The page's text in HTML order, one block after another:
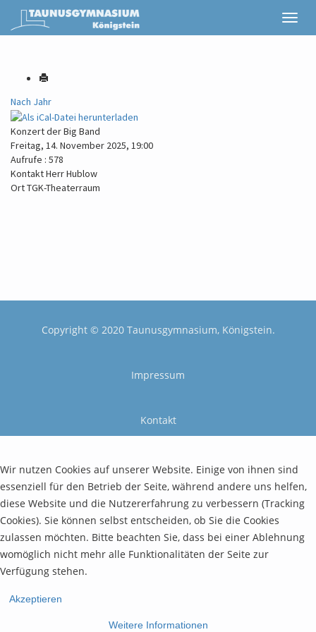
Nach Jahr
Konzert der Big Band
Freitag, 14. November 2025, 19:00
Aufrufe : 578
KontaktHerr Hublow
OrtTGK-Theaterraum
Copyright © 2020 Taunusgymnasium, Königstein.
Impressum
Kontakt
Wir nutzen Cookies auf unserer Website. Einige von ihnen sind
essenziell für den Betrieb der Seite, während andere uns helfen,
diese Website und die Nutzererfahrung zu verbessern (Tracking
Cookies). Sie können selbst entscheiden, ob Sie die Cookies
zulassen möchten. Bitte beachten Sie, dass bei einer Ablehnung
womöglich nicht mehr alle Funktionalitäten der Seite zur
Verfügung stehen.
Akzeptieren
Weitere Informationen